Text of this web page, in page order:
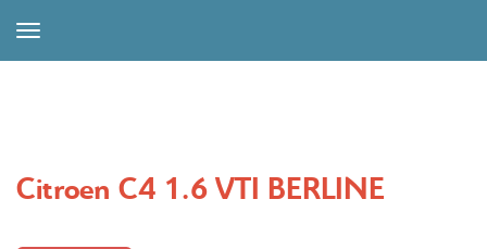
Citroen C4 1.6 VTI BERLINE